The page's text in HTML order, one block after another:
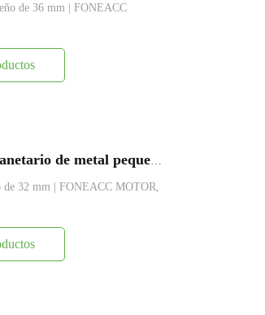
de 36 mm | FONEACC
PG32-545 Motor eléctrico de CC con reductor planetario de metal pequeño de 32 mm
de 32 mm | FONEACC MOTOR,